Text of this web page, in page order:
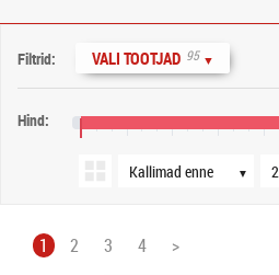
Filtrid: VALI TOOTJAD 95 ▼
Hind:
▼
Järjestus
1 2 3 4 >